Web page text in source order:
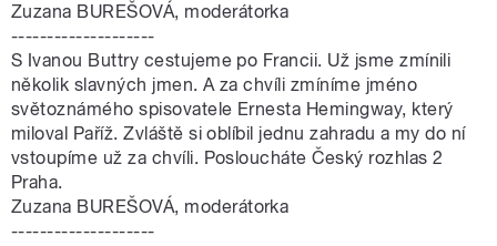
Zuzana BUREŠOVÁ, moderátorka
--------------------
S Ivanou Buttry cestujeme po Francii. Už jsme zmínili
několik slavných jmen. A za chvíli zmíníme jméno
světoznámého spisovatele Ernesta Hemingway, který
miloval Paříž. Zvláště si oblíbil jednu zahradu a my do ní
vstoupíme už za chvíli. Posloucháte Český rozhlas 2
Praha.
Zuzana BUREŠOVÁ, moderátorka
--------------------